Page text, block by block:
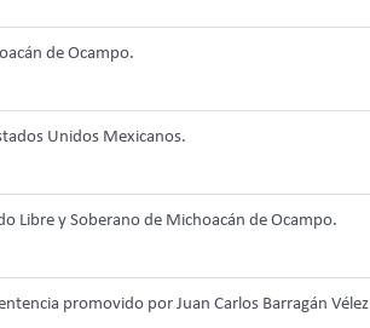
de Ocampo.
Unidos Mexicanos.
Libre y Soberano de Michoacán de Ocampo.
promovido por Juan Carlos Barragán Vélez